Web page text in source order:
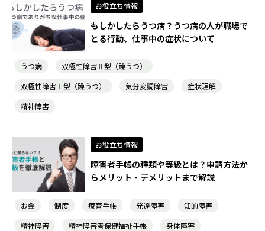
お役立ち情報
もしかしたらうつ病？うつ病の人が職場で
とる行動、仕事中の症状について
うつ病
双極性障害Ⅱ型（躁うつ）
双極性障害Ⅰ型（躁うつ）
気分変調障害
症状理解
精神障害
お役立ち情報
障害者手帳の種類や等級とは？申請方法か
らメリット・デメリットまで解説
お金 制度 療育手帳 発達障害
知的障害
精神障害
精神障害者保健福祉手帳
身体障害